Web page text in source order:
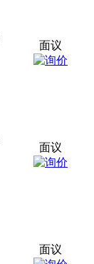
面议
面议
面议